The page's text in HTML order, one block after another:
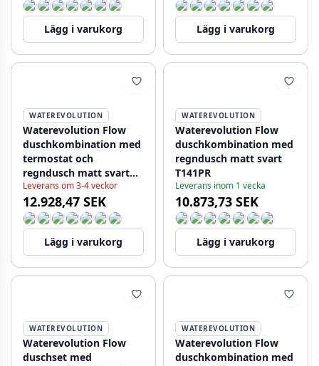
Lägg i varukorg Lägg i varukorg
WATEREVOLUTION
Waterevolution Flow
duschkombination med
termostat och
regndusch matt svart
T141TPR
Leverans om 3-4 veckor
12.928,47 SEK
Lägg i varukorg
WATEREVOLUTION
Waterevolution Flow
duschkombination med
regndusch matt svart
T141PR
Leverans inom 1 vecka
10.873,73 SEK
Lägg i varukorg
WATEREVOLUTION
Waterevolution Flow
duschset med
WATEREVOLUTION
Waterevolution Flow
duschkombination med